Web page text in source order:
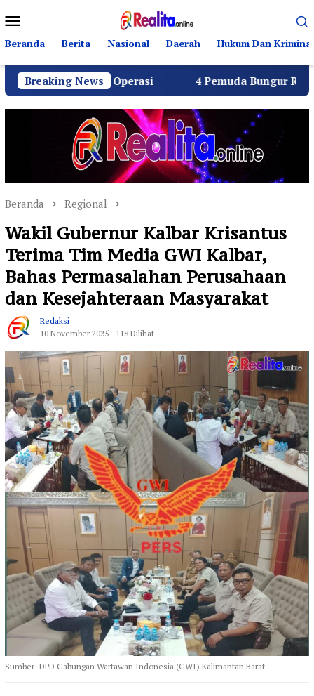
ke
kontenMobile
Beranda Berita Nasional Daerah Hukum Dan Kriminal
Breaking News
Operasi 4 Pemuda Bungur Raya Bulatkan
Beranda Regional
Wakil Gubernur Kalbar Krisantus
Terima Tim Media GWI Kalbar,
Bahas Permasalahan Perusahaan
dan Kesejahteraan Masyarakat
Redaksi
10 November 2025
118 Dilihat
Sumber: DPD Gabungan Wartawan Indonesia (GWI) Kalimantan Barat